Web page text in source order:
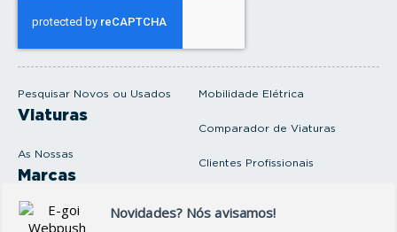
Pesquisar Novos ou Usados
Viaturas
As Nossas
Marcas
Produtos e serviços
Mobilidade Elétrica
Comparador de Viaturas
Clientes Profissionais